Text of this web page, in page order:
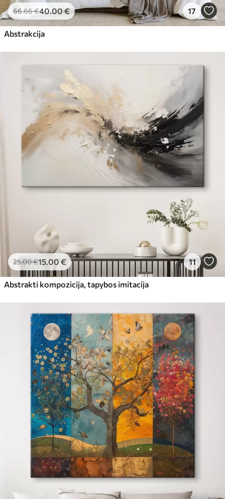
66.66€40.00€ 17
Abstrakcija
25.00€15.00 € 11
Abstrakti kompozicija, tapybos imitacija